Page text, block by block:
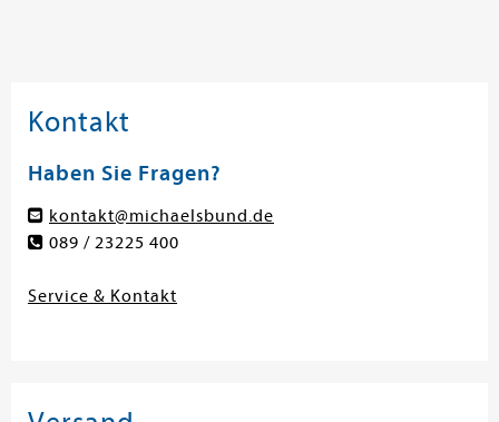
Kontakt
Haben Sie Fragen?
kontakt@michaelsbund.de
089 / 23225 400
Service & Kontakt